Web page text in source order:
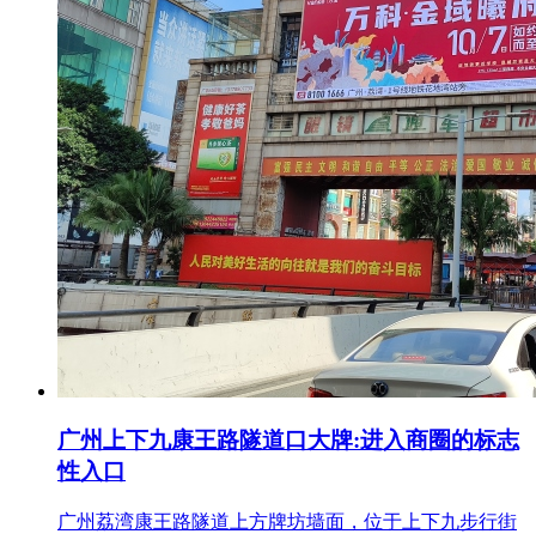
广州上下九康王路隧道口大牌:进入商圈的标志
性入口
广州荔湾康王路隧道上方牌坊墙面，位于上下九步行街